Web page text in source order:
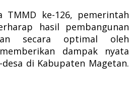
TMMD ke-126, pemerintah
hasil pembangunan
secara optimal oleh
dampak nyata
di Kabupaten Magetan.